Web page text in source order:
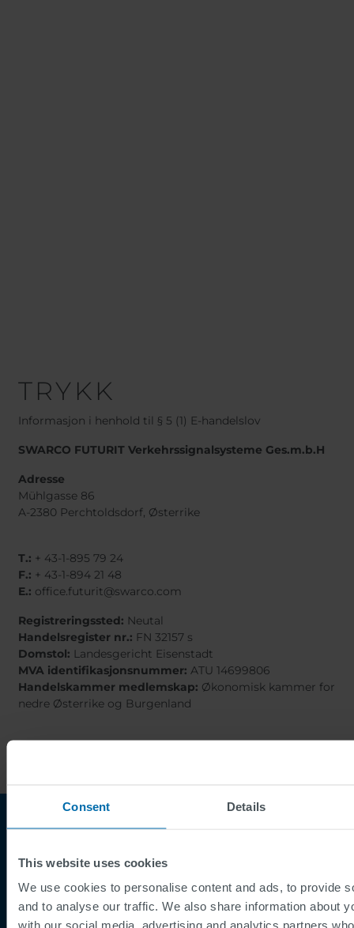
Consent Details
This website uses cookies
We use cookies to personalise content and ads, to provide
and to analyse our traffic. We also share information about
with our social media, advertising and analytics partners
TRYKK
Informasjon i henhold til § 5 (1) E-handelslov
SWARCO FUTURIT Verkehrssignalsysteme Ges.m.b.H
Adresse
Mühlgasse 86
A-2380 Perchtoldsdorf, Østerrike
T.: + 43-1-895 79 24
F.: + 43-1-894 21 48
E.: office.futurit@swarco.com
Registreringssted: Neutal
Handelsregister nr.: FN 32157 s
Domstol: Landesgericht Eisenstadt
MVA identifikasjonsnummer: ATU 14699806
Handelskammer medlemskap: Økonomisk kammer for
nedre Østerrike og Burgenland